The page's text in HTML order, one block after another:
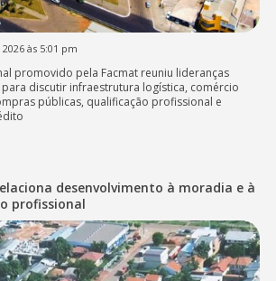
às 5:01 pm
promovido pela Facmat reuniu lideranças
discutir infraestrutura logística, comércio
públicas, qualificação profissional e
desenvolvimento à moradia e à
profissional